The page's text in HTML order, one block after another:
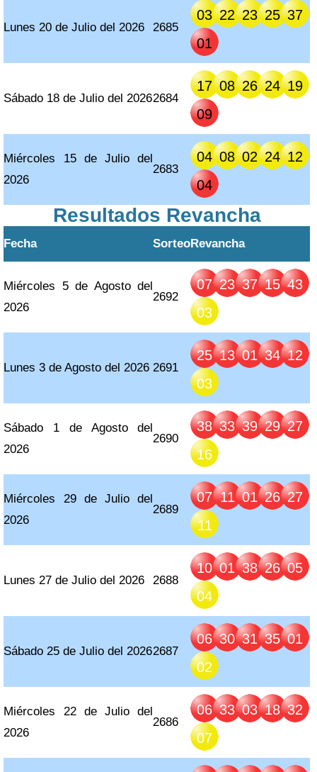
Lunes 20 de Julio del 2026 2685
03 22 23 25 37
01
Sábado 18 de Julio del 20262684
17 08 26 24 19
09
Miércoles 15 de Julio del
2026
2683
04 08 02 24 12
04
Resultados Revancha
Fecha SorteoRevancha
Miércoles 5 de Agosto del
2026
2692
07 23 37 15 43
03
Lunes 3 de Agosto del 2026 2691
25 13 01 34 12
03
Sábado 1 de Agosto del
2026
2690
38 33 39 29 27
16
Miércoles 29 de Julio del
2026
2689
07 11 01 26 27
11
Lunes 27 de Julio del 2026 2688
10 01 38 26 05
04
Sábado 25 de Julio del 20262687
06 30 31 35 01
02
Miércoles 22 de Julio del
2026
2686
06 33 03 18 32
07